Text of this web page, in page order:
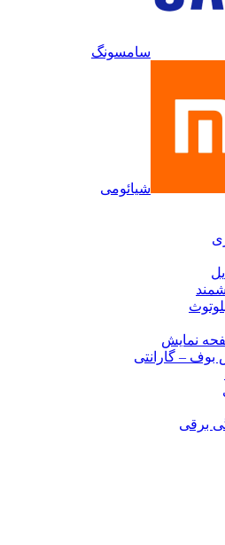
سامسونگ
شیائومی
نمایش
– گارانتی
برقی